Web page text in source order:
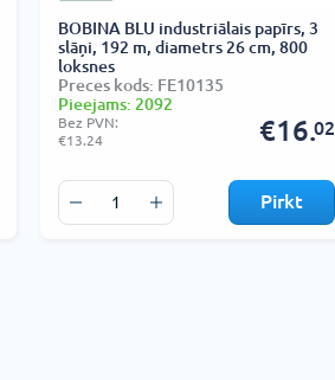
BOBINA BLU industriālais papīrs, 3
slāņi, 192 m, diametrs 26 cm, 800
loksnes
Preces kods: FE10135
Pieejams: 2092
Bez PVN:
€13.24
€16.02
Pirkt